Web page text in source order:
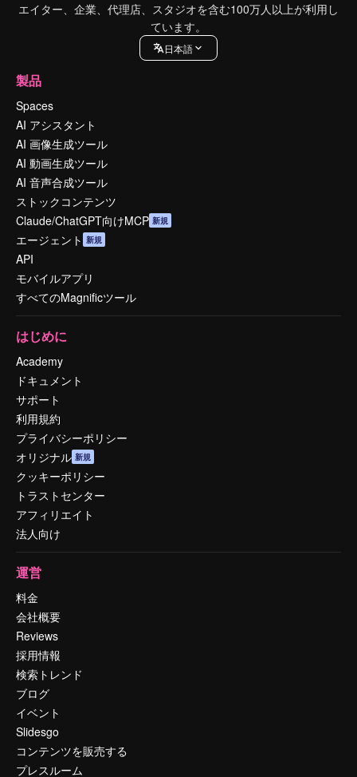
エイター、企業、代理店、スタジオを含む100万人以上が利用し
ています。
日本語
製品
Spaces
AI アシスタント
AI 画像生成ツール
AI 動画生成ツール
AI 音声合成ツール
ストックコンテンツ
Claude/ChatGPT向けMCP 新規
エージェント 新規
API
モバイルアプリ
すべてのMagnificツール
はじめに
Academy
ドキュメント
サポート
利用規約
プライバシーポリシー
オリジナル 新規
クッキーポリシー
トラストセンター
アフィリエイト
法人向け
運営
料金
会社概要
Reviews
採用情報
検索トレンド
ブログ
イベント
Slidesgo
コンテンツを販売する
プレスルーム